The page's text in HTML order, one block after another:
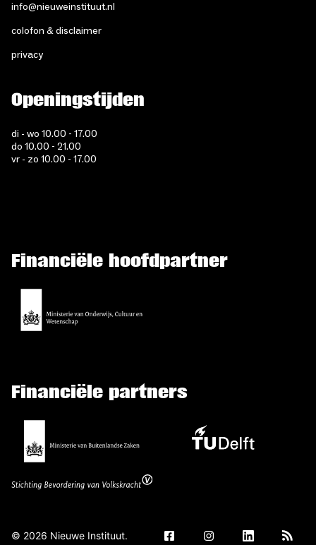
info@nieuweinstituut.nl
colofon & disclaimer
privacy
Openingstijden
di - wo 10.00 - 17.00
do 10.00 - 21.00
vr - zo 10.00 - 17.00
Financiële hoofdpartner
Financiële partners
© 2026 Nieuwe Instituut.